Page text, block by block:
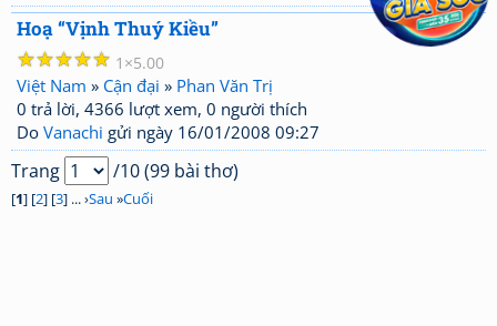
Hoạ “Vịnh Thuý Kiều”
☆
☆
☆
☆
☆ 1 5.00
Việt Nam » Cận đại » Phan Văn Trị
0 trả lời, 4366 lượt xem, 0 người thích
Do Vanachi gửi ngày 16/01/2008 09:27
Trang /10 (99 bài thơ)
[1] [2] [3] ... ›Sau »Cuối